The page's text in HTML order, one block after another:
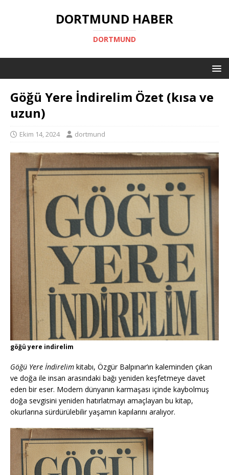
DORTMUND HABER
DORTMUND
Göğü Yere İndirelim Özet (kısa ve
uzun)
Ekim 14, 2024 dortmund
göğü yere indirelim
Göğü Yere İndirelim kitabı, Özgür Balpınar’ın kaleminden çıkan
ve doğa ile insan arasındaki bağı yeniden keşfetmeye davet
eden bir eser. Modern dünyanın karmaşası içinde kaybolmuş
doğa sevgisini yeniden hatırlatmayı amaçlayan bu kitap,
okurlarına sürdürülebilir yaşamın kapılarını aralıyor.